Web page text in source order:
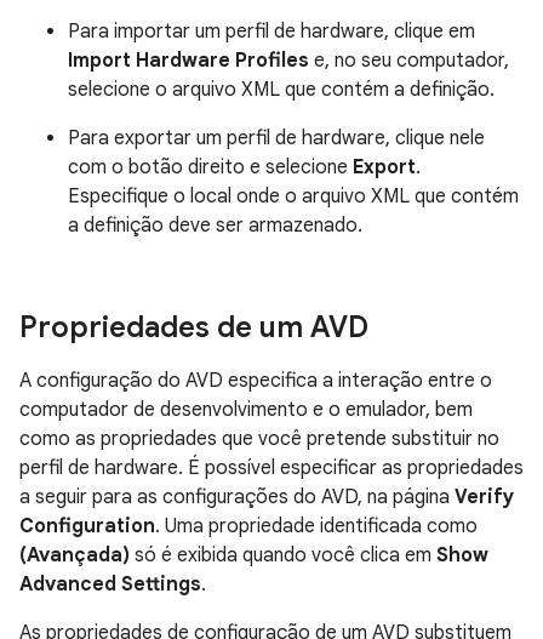
Para importar um perfil de hardware, clique em
Import Hardware Profiles e, no seu computador,
selecione o arquivo XML que contém a definição.
Para exportar um perfil de hardware, clique nele
com o botão direito e selecione Export.
Especifique o local onde o arquivo XML que contém
a definição deve ser armazenado.
Propriedades de um AVD
A configuração do AVD especifica a interação entre o
computador de desenvolvimento e o emulador, bem
como as propriedades que você pretende substituir no
perfil de hardware. É possível especificar as propriedades
a seguir para as configurações do AVD, na página Verify
Configuration. Uma propriedade identificada como
(Avançada) só é exibida quando você clica em Show
Advanced Settings.
As propriedades de configuração de um AVD substituem